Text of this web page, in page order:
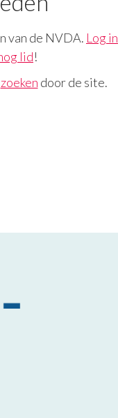
van de NVDA. Log in
lid!
zoeken door de site.